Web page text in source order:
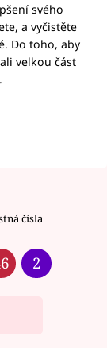
svého
a vyčistěte
Do toho, aby
velkou část
čísla
2